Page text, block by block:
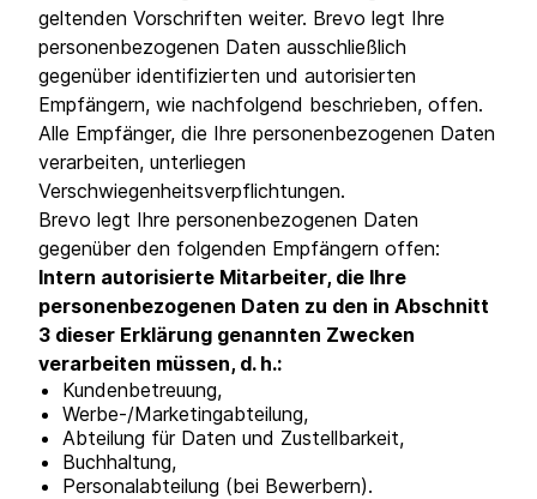
geltenden Vorschriften weiter. Brevo legt Ihre
personenbezogenen Daten ausschließlich
gegenüber identifizierten und autorisierten
Empfängern, wie nachfolgend beschrieben, offen.
Alle Empfänger, die Ihre personenbezogenen Daten
verarbeiten, unterliegen
Verschwiegenheitsverpflichtungen.
Brevo legt Ihre personenbezogenen Daten
gegenüber den folgenden Empfängern offen:
Intern autorisierte Mitarbeiter, die Ihre
personenbezogenen Daten zu den in Abschnitt
3 dieser Erklärung genannten Zwecken
verarbeiten müssen, d. h.:
Kundenbetreuung,
Werbe-/Marketingabteilung,
Abteilung für Daten und Zustellbarkeit,
Buchhaltung,
Personalabteilung (bei Bewerbern).